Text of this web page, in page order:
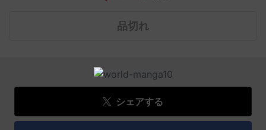
品切れ
シェアする